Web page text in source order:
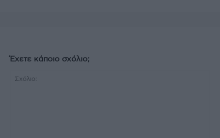
Έχετε κάποιο σχόλιο;